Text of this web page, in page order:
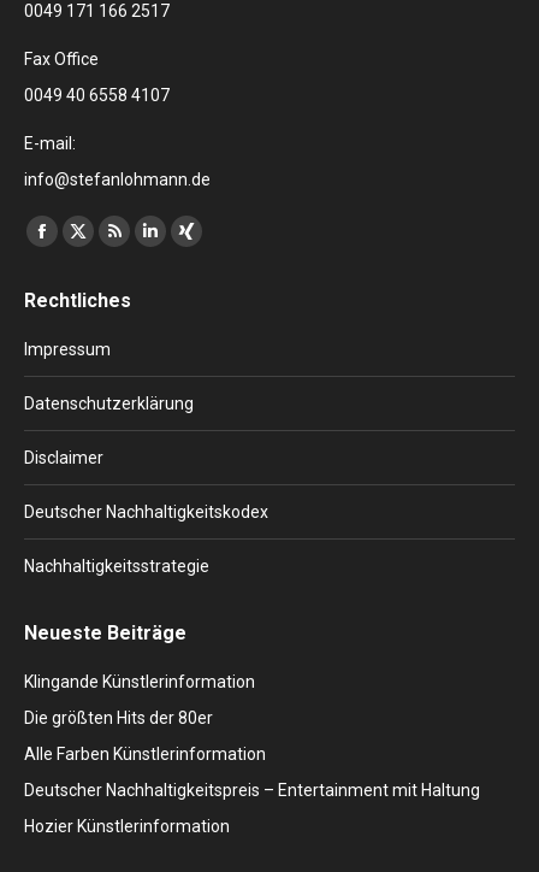
0049 171 166 2517
Fax Office
0049 40 6558 4107
E-mail:
info@stefanlohmann.de
Finden Sie uns auf:
Facebook
opens
new
window
X
opens
new
window
RSS
opens
new
window
Linkedin
new
window
XING
new
window
Rechtliches
Impressum
Datenschutzerklärung
Disclaimer
Deutscher Nachhaltigkeitskodex
Nachhaltigkeitsstrategie
Neueste Beiträge
Klingande Künstlerinformation
Die größten Hits der 80er
Alle Farben Künstlerinformation
Deutscher Nachhaltigkeitspreis – Entertainment mit Haltung
Hozier Künstlerinformation